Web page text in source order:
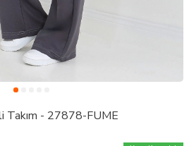
Takım - 27878-FUME